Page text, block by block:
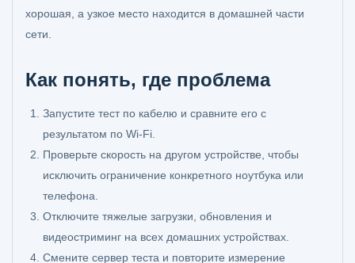
хорошая, а узкое место находится в домашней части
сети.
Как понять, где проблема
Запустите тест по кабелю и сравните его с
результатом по Wi-Fi.
Проверьте скорость на другом устройстве, чтобы
исключить ограничение конкретного ноутбука или
телефона.
Отключите тяжелые загрузки, обновления и
видеостриминг на всех домашних устройствах.
Смените сервер теста и повторите измерение